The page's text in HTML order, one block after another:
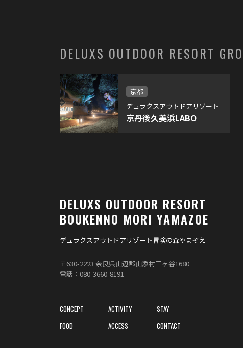
DELUXS OUTDOOR RESORT
京都
デュラクスアウトドアリゾート
京丹後久美浜LABO
DELUXS OUTDOOR RESORT
BOUKENNO MORI YAMAZOE
デュラクスアウトドアリゾート冒険の森やまぞえ
〒630-2223 奈良県⼭辺郡⼭添村三ヶ⾕1680
電話：080-3660-8191
CONCEPT ACTIVITY
STAY
FOOD
ACCESS CONTACT